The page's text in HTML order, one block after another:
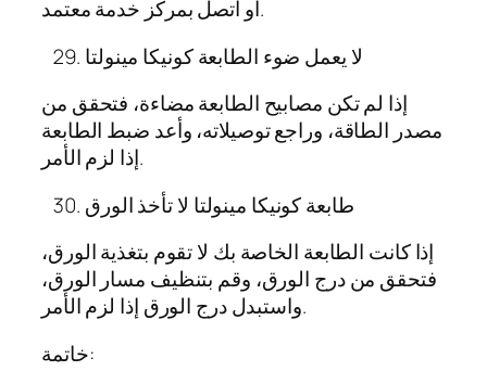
أو اتصل بمركز خدمة معتمد.
لا يعمل ضوء الطابعة كونيكا مينولتا
إذا لم تكن مصابيح الطابعة مضاءة، فتحقق من
مصدر الطاقة، وراجع توصيلاته، وأعد ضبط الطابعة
إذا لزم الأمر.
طابعة كونيكا مينولتا لا تأخذ الورق
إذا كانت الطابعة الخاصة بك لا تقوم بتغذية الورق،
فتحقق من درج الورق، وقم بتنظيف مسار الورق،
واستبدل درج الورق إذا لزم الأمر.
خاتمة: